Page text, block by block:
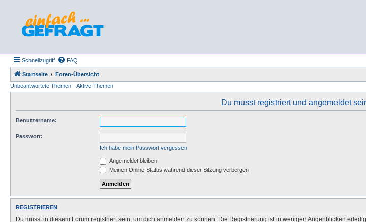
Schnellzugriff FAQ
Startseite
Foren-Übersicht
Unbeantwortete Themen
Aktive Themen
Du musst registriert und angemeldet
Benutzername:
Passwort:
Ich habe mein Passwort vergessen
Angemeldet bleiben
Meinen Online-Status während dieser Sitzung verbergen
REGISTRIEREN
Du musst in diesem Forum registriert sein, um dich anmelden zu können. Die Registrierung ist in wenigen Augenblicken